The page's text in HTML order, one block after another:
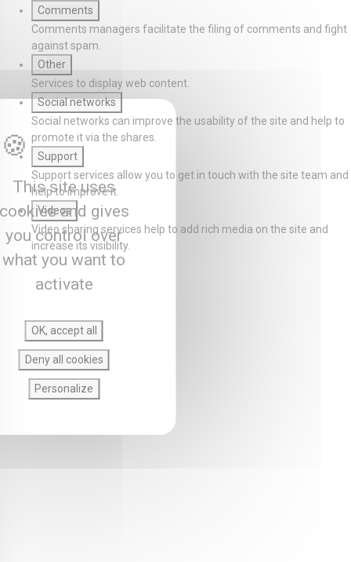
Comments
Comments managers facilitate the filing of comments and fight
against spam.
Other
Services to display web content.
Social networks
Social networks can improve the usability of the site and help to
promote it via the shares.
Support
Support services allow you to get in touch with the site team and
help to improve it.
Videos
Video sharing services help to add rich media on the site and
increase its visibility.
This site uses
and gives
you control over
what you want to
activate
OK, accept all
Deny all cookies
Personalize